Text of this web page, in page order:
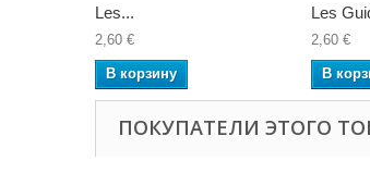
Les...
2,60 €
В корзину
Les
2,60 €
В
ПОКУПАТЕЛИ ЭТОГО